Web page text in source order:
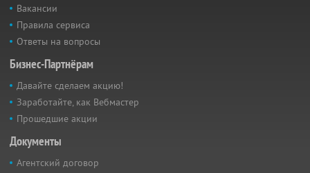
Вакансии
Правила сервиса
Ответы на вопросы
Бизнес-Партнёрам
Давайте сделаем акцию!
Заработайте, как Вебмастер
Прошедшие акции
Документы
Агентский договор